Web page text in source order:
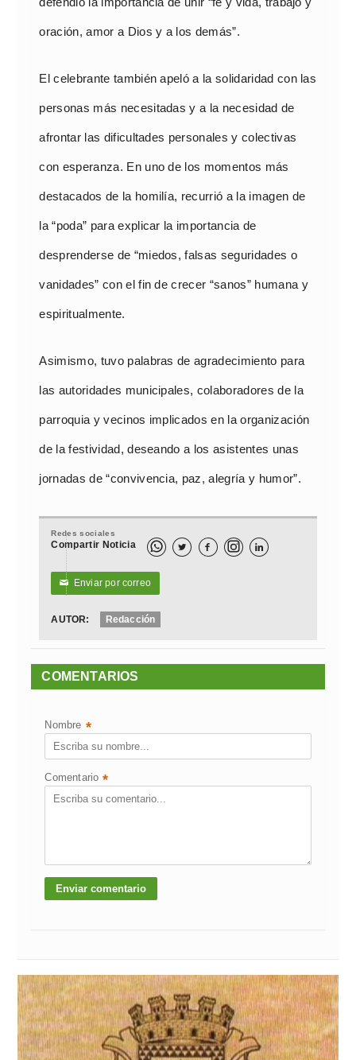
oración, amor a Dios y a los demás”.
El celebrante también apeló a la solidaridad con las
personas más necesitadas y a la necesidad de
afrontar las dificultades personales y colectivas
con esperanza. En uno de los momentos más
destacados de la homilía, recurrió a la imagen de
la “poda” para explicar la importancia de
desprenderse de “miedos, falsas seguridades o
vanidades” con el fin de crecer “sanos” humana y
espiritualmente.
Asimismo, tuvo palabras de agradecimiento para
las autoridades municipales, colaboradores de la
parroquia y vecinos implicados en la organización
de la festividad, deseando a los asistentes unas
jornadas de “convivencia, paz, alegría y humor”.
Redes sociales
Compartir Noticia   
✉ Enviar por correo
AUTOR: Redacción
COMENTARIOS
Nombre *
Comentario *